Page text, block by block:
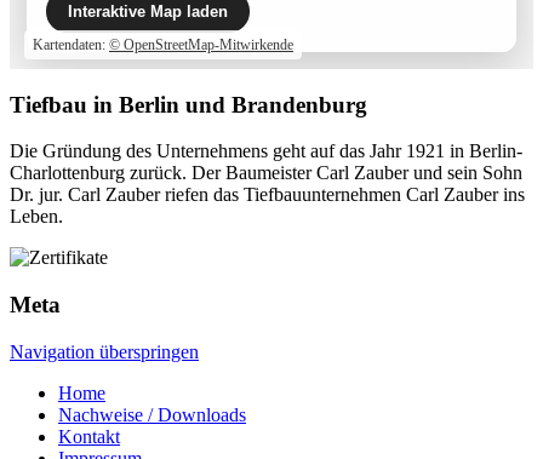
Interaktive Map laden
Kartendaten: © OpenStreetMap-Mitwirkende
Tiefbau in Berlin und Brandenburg
Die Gründung des Unternehmens geht auf das Jahr 1921 in Berlin-
Charlottenburg zurück. Der Baumeister Carl Zauber und sein Sohn
Dr. jur. Carl Zauber riefen das Tiefbauunternehmen Carl Zauber ins
Leben.
Meta
Navigation überspringen
Home
Nachweise / Downloads
Kontakt